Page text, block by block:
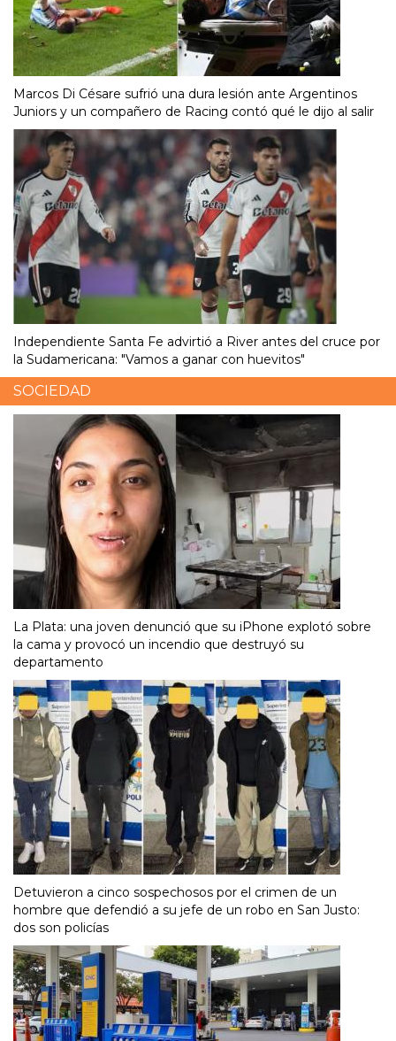
Marcos Di Césare sufrió una dura lesión ante Argentinos
Juniors y un compañero de Racing contó qué le dijo al salir
Independiente Santa Fe advirtió a River antes del cruce por
la Sudamericana: "Vamos a ganar con huevitos"
SOCIEDAD
La Plata: una joven denunció que su iPhone explotó sobre
la cama y provocó un incendio que destruyó su
departamento
Detuvieron a cinco sospechosos por el crimen de un
hombre que defendió a su jefe de un robo en San Justo:
dos son policías